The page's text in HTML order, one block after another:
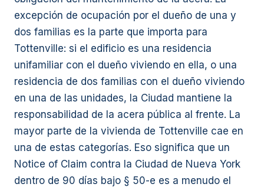
excepción de ocupación por el dueño de una y
dos familias es la parte que importa para
Tottenville: si el edificio es una residencia
unifamiliar con el dueño viviendo en ella, o una
residencia de dos familias con el dueño viviendo
en una de las unidades, la Ciudad mantiene la
responsabilidad de la acera pública al frente. La
mayor parte de la vivienda de Tottenville cae en
una de estas categorías. Eso significa que un
Notice of Claim contra la Ciudad de Nueva York
dentro de 90 días bajo § 50-e es a menudo el